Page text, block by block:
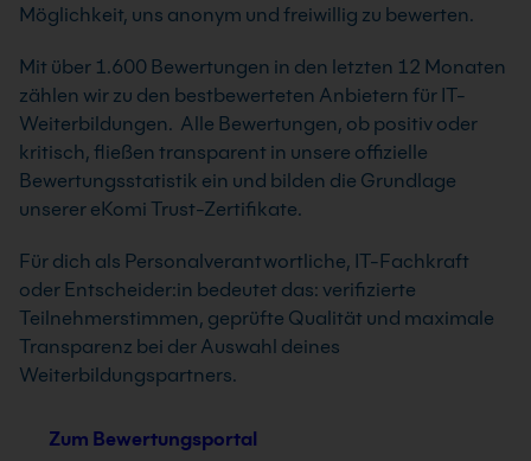
Möglichkeit, uns anonym und freiwillig zu bewerten.
Mit über 1.600 Bewertungen in den letzten 12 Monaten
zählen wir zu den bestbewerteten Anbietern für IT-
Weiterbildungen. Alle Bewertungen, ob positiv oder
kritisch, fließen transparent in unsere offizielle
Bewertungsstatistik ein und bilden die Grundlage
unserer eKomi Trust-Zertifikate.
Für dich als Personalverantwortliche, IT-Fachkraft
oder Entscheider:in bedeutet das: verifizierte
Teilnehmerstimmen, geprüfte Qualität und maximale
Transparenz bei der Auswahl deines
Weiterbildungspartners.
Zum Bewertungsportal